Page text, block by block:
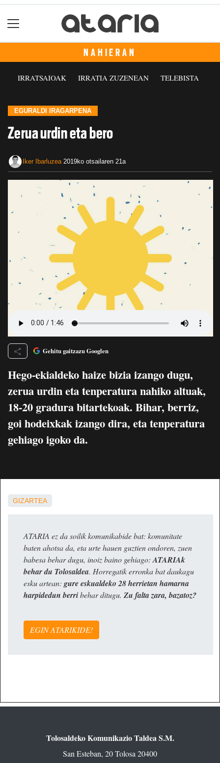
NAHIERAN
IRRATSAIOAK IRRATIA ZUZENEAN TELEBISTA
EGURALDI IRAGARPENA
Zerua urdin eta bero
Iker Ibarluzea 2019ko otsailaren 21a
Gehitu gaitzazu Googlen
Hego-ekialdeko haize bizia izango dugu,
zerua urdin eta tenperatura nahiko altuak,
18-20 gradura bitartekoak. Bihar, berriz,
goi hodeixkak izango dira, eta tenperatura
gehiago igoko da.
GIZARTEA
ATARIA ez da soilik komunikabide bat: komunitate
baten ahotsa da, eta urte hauen guztien ondoren, zuen
babesa behar dugu, inoiz baino gehiago: ATARIAk
behar du Tolosaldea. Horregatik erronka bat daukagu
esku artean: gure eskualdeko 28 herrietan hamarna
harpidedun berribehar ditugu. Zu falta zara, bazatoz?
EGIN ATARIKIDE!
Tolosaldeko Komunikazio Taldea S.M.
San Esteban, 20 Tolosa 20400